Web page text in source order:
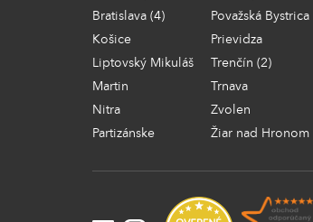
Bratislava (4)
Považská Bystrica
Košice
Prievidza
Liptovský Mikuláš
Trenčín (2)
Martin
Trnava
Nitra
Zvolen
Partizánske
Žiar nad Hronom